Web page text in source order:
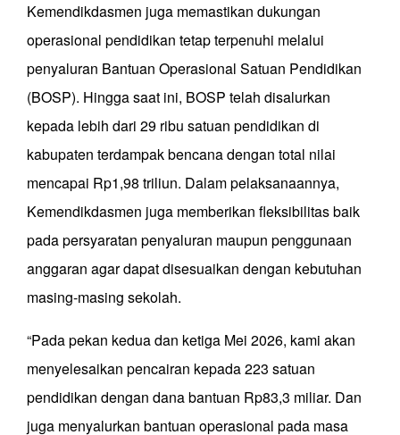
Kemendikdasmen juga memastikan dukungan
operasional pendidikan tetap terpenuhi melalui
penyaluran Bantuan Operasional Satuan Pendidikan
(BOSP). Hingga saat ini, BOSP telah disalurkan
kepada lebih dari 29 ribu satuan pendidikan di
kabupaten terdampak bencana dengan total nilai
mencapai Rp1,98 triliun. Dalam pelaksanaannya,
Kemendikdasmen juga memberikan fleksibilitas baik
pada persyaratan penyaluran maupun penggunaan
anggaran agar dapat disesuaikan dengan kebutuhan
masing-masing sekolah.
“Pada pekan kedua dan ketiga Mei 2026, kami akan
menyelesaikan pencairan kepada 223 satuan
pendidikan dengan dana bantuan Rp83,3 miliar. Dan
juga menyalurkan bantuan operasional pada masa